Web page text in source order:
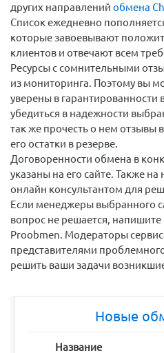
других направлений обмена
Список ежедневно
которые завоевывают
клиентов и отвечают всем
Ресурсы с сомнительными
из мониторинга. Поэтому вы
уверены в
убедиться в надежности
так же прочесть о нем отзывы
его остатки в резерве.
Договоренности обмена в
указаны на его сайте. Также
онлайн консультантом для
Если менеджеры выбранного
вопрос не решается,
Proobmen. Модераторы
представителями
решить ваши задачи
Новые
Название